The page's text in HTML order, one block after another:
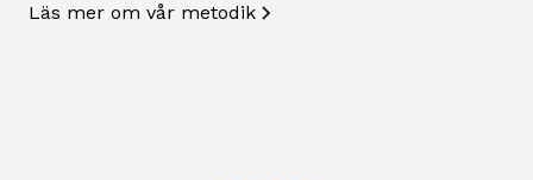
Läs mer om vår metodik